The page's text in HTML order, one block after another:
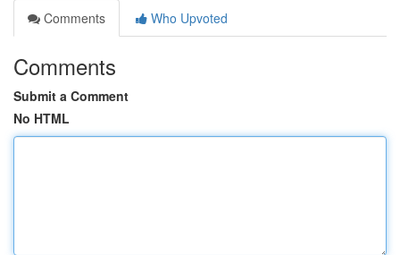
Comments
Who Upvoted
Comments
Submit a Comment
No HTML